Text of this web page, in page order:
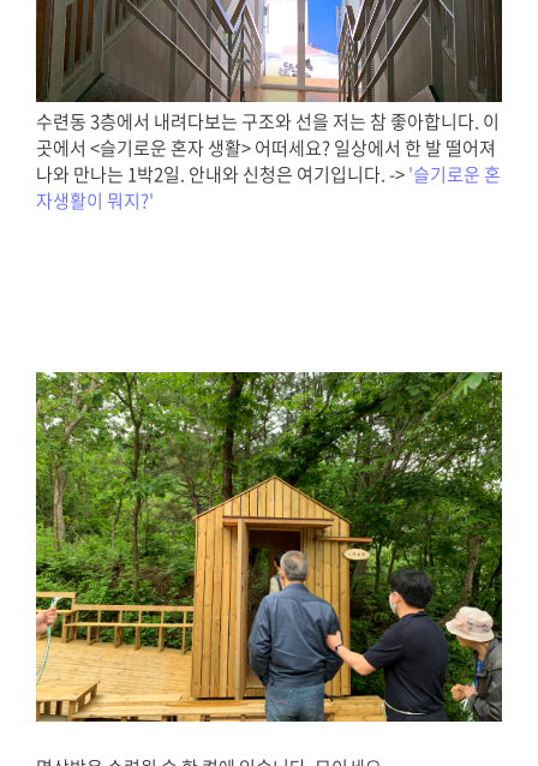
수련동 3층에서 내려다보는 구조와 선을 저는 참 좋아합니다. 이
곳에서 <슬기로운 혼자 생활> 어떠세요? 일상에서 한 발 떨어져
나와 만나는 1박2일. 안내와 신청은 여기입니다. ->'슬기로운 혼
자생활이 뭐지?'